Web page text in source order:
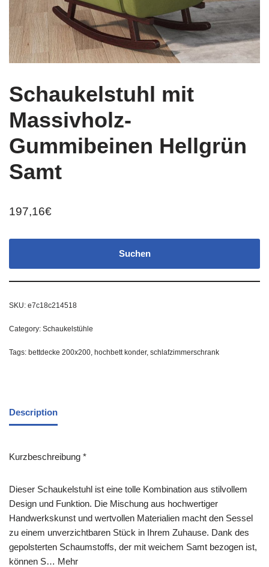
Schaukelstuhl mit
Massivholz-
Gummibeinen Hellgrün
Samt
197,16€
Suchen
SKU: e7c18c214518
Category: Schaukelstühle
Tags: bettdecke 200x200, hochbett konder, schlafzimmerschrank
Description
Kurzbeschreibung *
Dieser Schaukelstuhl ist eine tolle Kombination aus stilvollem
Design und Funktion. Die Mischung aus hochwertiger
Handwerkskunst und wertvollen Materialien macht den Sessel
zu einem unverzichtbaren Stück in Ihrem Zuhause. Dank des
gepolsterten Schaumstoffs, der mit weichem Samt bezogen ist,
können S… Mehr